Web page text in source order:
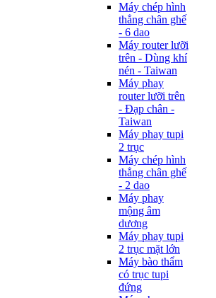
Máy chép hình
thẳng chân ghế
- 6 dao
Máy router lưỡi
trên - Dùng khí
nén - Taiwan
Máy phay
router lưỡi trên
- Đạp chân -
Taiwan
Máy phay tupi
2 trục
Máy chép hình
thẳng chân ghế
- 2 dao
Máy phay
mộng âm
dương
Máy phay tupi
2 trục mặt lớn
Máy bào thẩm
có trục tupi
đứng